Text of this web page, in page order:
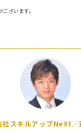
ざいます。
社スキルアップNeXt／